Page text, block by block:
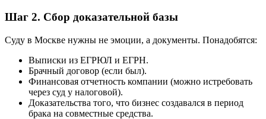
Шаг 2. Сбор доказательной базы
Суду в Москве нужны не эмоции, а документы. Понадобятся:
Выписки из ЕГРЮЛ и ЕГРН.
Брачный договор (если был).
Финансовая отчетность компании (можно истребовать
через суд у налоговой).
Доказательства того, что бизнес создавался в период
брака на совместные средства.